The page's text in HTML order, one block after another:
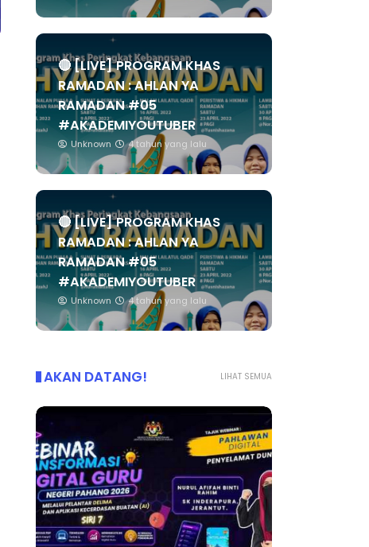
🔴 [LIVE] PROGRAM KHAS
RAMADAN : AHLAN YA
RAMADAN #05
#AKADEMIYOUTUBER
Unknown 4 tahun yang lalu
🔴 [LIVE] PROGRAM KHAS
RAMADAN : AHLAN YA
RAMADAN #05
#AKADEMIYOUTUBER
Unknown 4 tahun yang lalu
LIHAT SEMUA
AKAN DATANG!